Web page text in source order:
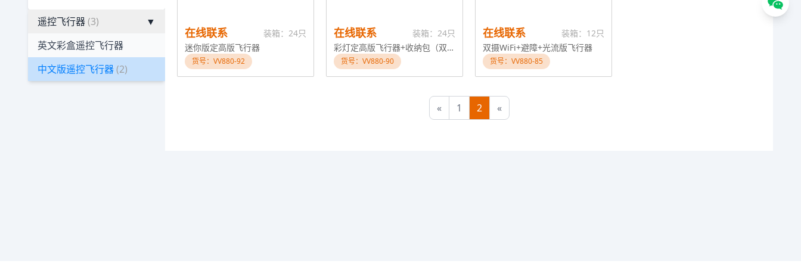
遥控飞行器(3)
▼
英文彩盒遥控飞行器
中文版遥控飞行器(2)
在线联系
装箱：24只
迷你版定高版飞行器
货号：VV880-92
在线联系
装箱：24只
彩灯定高版飞行器+收纳包（双色包装混）
货号：VV880-90
在线联系
装箱：12只
双摄WiFi+避障+光流版飞行器
货号：VV880-85
« 1 2 «